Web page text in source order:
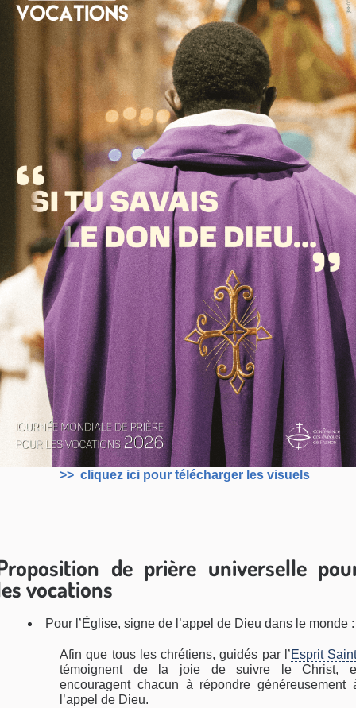
>> cliquez ici pour télécharger les visuels
de prière universelle
vocations
Pour l’Église, signe de l’appel de Dieu dans le monde :
Afin que tous les chrétiens, guidés par l’Esprit Saint
témoignent de la joie de suivre le Christ,
encouragent chacun à répondre généreusement
l’appel de Dieu.